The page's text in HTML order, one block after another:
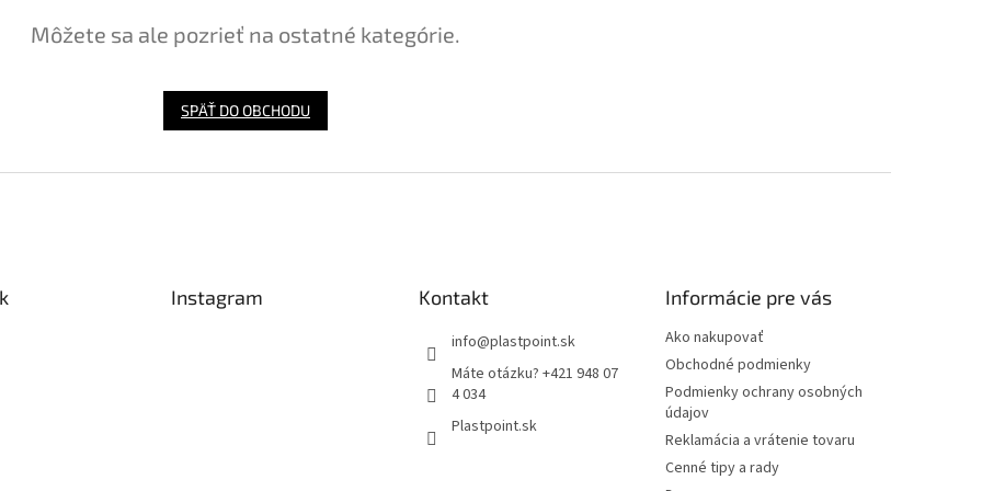
Môžete sa ale pozrieť na ostatné kategórie.
SPÄŤ DO OBCHODU
Instagram Kontakt
info@plastpoint.sk
Máte otázku? +421 948 07
4 034
Plastpoint.sk
Informácie pre vás
Ako nakupovať
Obchodné podmienky
Podmienky ochrany osobných
údajov
Reklamácia a vrátenie tovaru
Cenné tipy a rady